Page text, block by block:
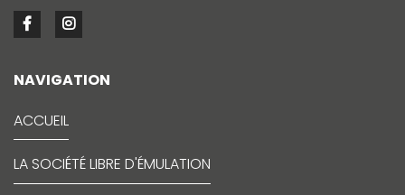
NAVIGATION
ACCUEIL
LA SOCIÉTÉ LIBRE D'ÉMULATION